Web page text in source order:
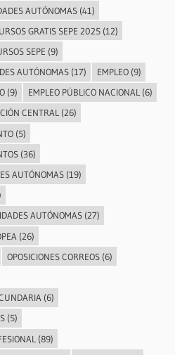
AUTÓNOMAS(41)
GRATIS SEPE 2025(12)
SEPE (9)
AUTÓNOMAS(17) EMPLEO(9)
(9) EMPLEO PÚBLICO NACIONAL(6)
CENTRAL(26)
(5)
(36)
AUTÓNOMAS(19)
AUTÓNOMAS(27)
(26)
OPOSICIONES CORREOS(6)
(6)
(5)
(89)